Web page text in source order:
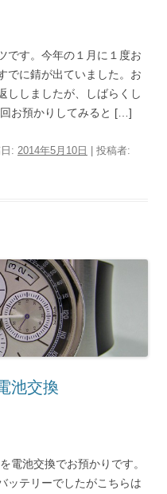
す。今年の１月に１度お
でに錆が出ていました。お
ししましたが、しばらくし
お預かりしてみると […]
: 2014年5月10日
投稿者:
池交換
電池交換でお預かりです。
ッテリーでしたがこちらは